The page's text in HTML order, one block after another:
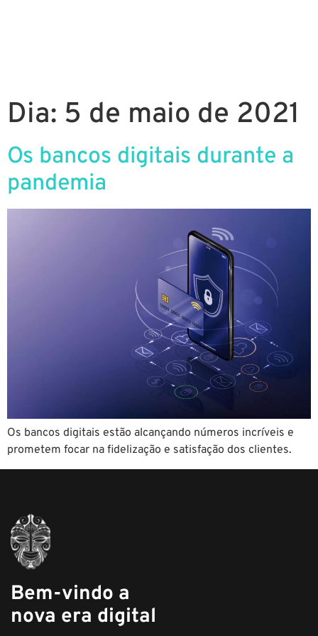
Dia: 5 de maio de 2021
Os bancos digitais durante a
pandemia
Os bancos digitais estão alcançando números incríveis e
prometem focar na fidelização e satisfação dos clientes.
Bem-vindo a
nova era digital